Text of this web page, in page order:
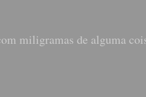
miligramas de alguma